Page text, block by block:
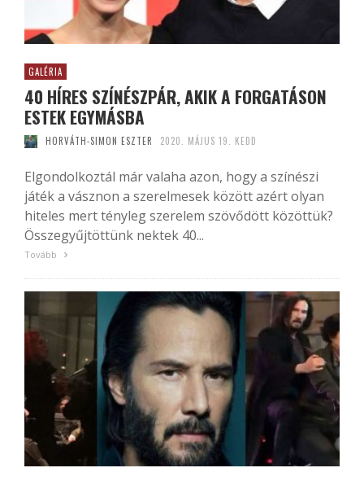
GALÉRIA
40 HÍRES SZÍNÉSZPÁR, AKIK A FORGATÁSON
ESTEK EGYMÁSBA
HORVÁTH-SIMON ESZTER 2020. MÁJUS 19. KEDD
Elgondolkoztál már valaha azon, hogy a színészi
játék a vásznon a szerelmesek között azért olyan
hiteles mert tényleg szerelem szövődött közöttük?
Összegyűjtöttünk nektek 40...
Tovább